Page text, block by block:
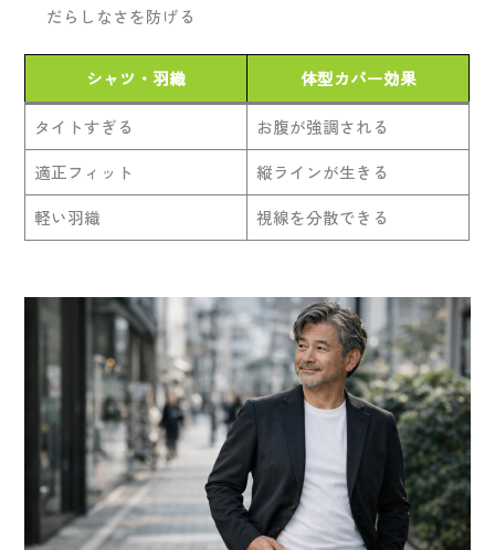
だらしなさを防げる
シャツ・羽織 体型カバー効果
タイトすぎる
お腹が強調される
適正フィット
縦ラインが生きる
軽い羽織
視線を分散できる